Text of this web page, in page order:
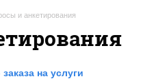
и анкетирования
на услуги